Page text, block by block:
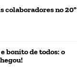
colaboradores no 20º
bonito de todos: o